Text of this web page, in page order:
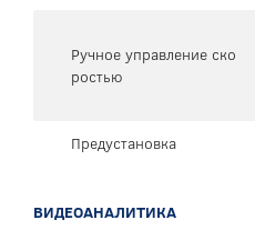
Ручное управление ско
ростью
Предустановка
ВИДЕОАНАЛИТИКА